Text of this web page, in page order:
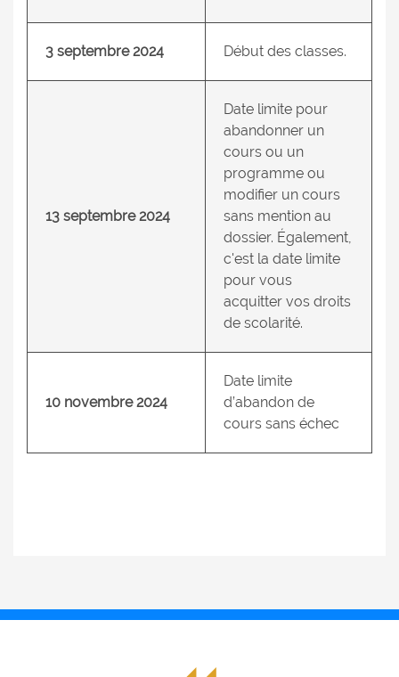
3 septembre 2024 Début des classes.
13 septembre 2024
Date limite pour
abandonner un
cours ou un
programme ou
modifier un cours
sans mention au
dossier. Également,
c'est la date limite
pour vous
acquitter vos droits
de scolarité.
10 novembre 2024
Date limite
d’abandon de
cours sans échec